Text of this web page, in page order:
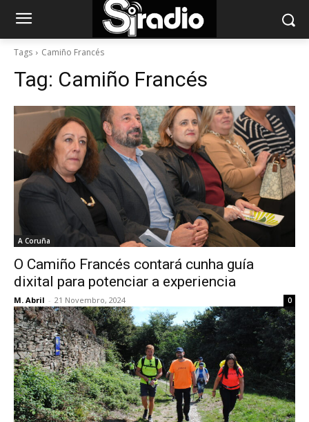
Tags Camiño Francés
Tag: Camiño Francés
A Coruña
O Camiño Francés contará cunha guía
dixital para potenciar a experiencia
M. Abril - 21 Novembro, 2024 0